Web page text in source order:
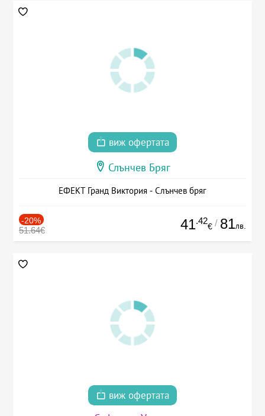
виж офертата
Слънчев Бряг
ЕФЕКТ Гранд Виктория - Слънчев бряг
-20%
51.64€ 41.42
€ / 81лв.
виж офертата